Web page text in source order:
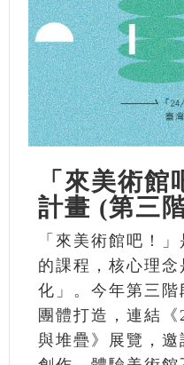
「來美術
計畫 (第三
「來美術館吧！
的課程，核心理
化」。今年第三
團體打造，連結
與堆疊》展覽，